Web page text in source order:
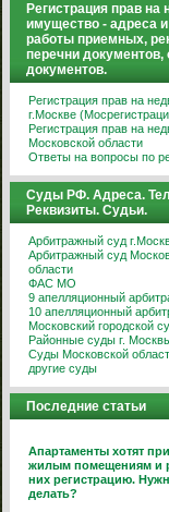
Регистрация прав
имущество - адреса
работы приемных,
перечни документов,
документов.
Регистрация прав на
г.Москве
Регистрация прав на
Московской области
Ответы на вопросы по
Суды РФ. Адреса.
Реквизиты. Судьи.
Арбитражный суд
Арбитражный суд
области
ФАС МО
9 апелляционный
10 апелляционный
Московский городской
Районные суды г.
Суды Московской
другие суды
Последние статьи
Апартаменты хотят
жилым помещениям и
них регистрацию.
делать?